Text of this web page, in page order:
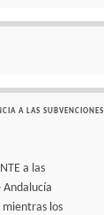
A LAS SUBVENCIONES
a las
Andalucía
mientras los